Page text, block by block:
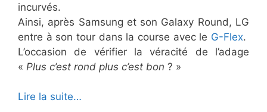
incurvés.
Ainsi, après Samsung et son Galaxy Round, LG
entre à son tour dans la course avec le G-Flex.
L’occasion de vérifier la véracité de l’adage
« Plus c’est rond plus c’est bon ? »
Lire la suite…